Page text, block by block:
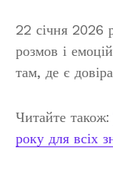
22 січня 2026
розмов і
там, де є
Читайте також:
року для всіх